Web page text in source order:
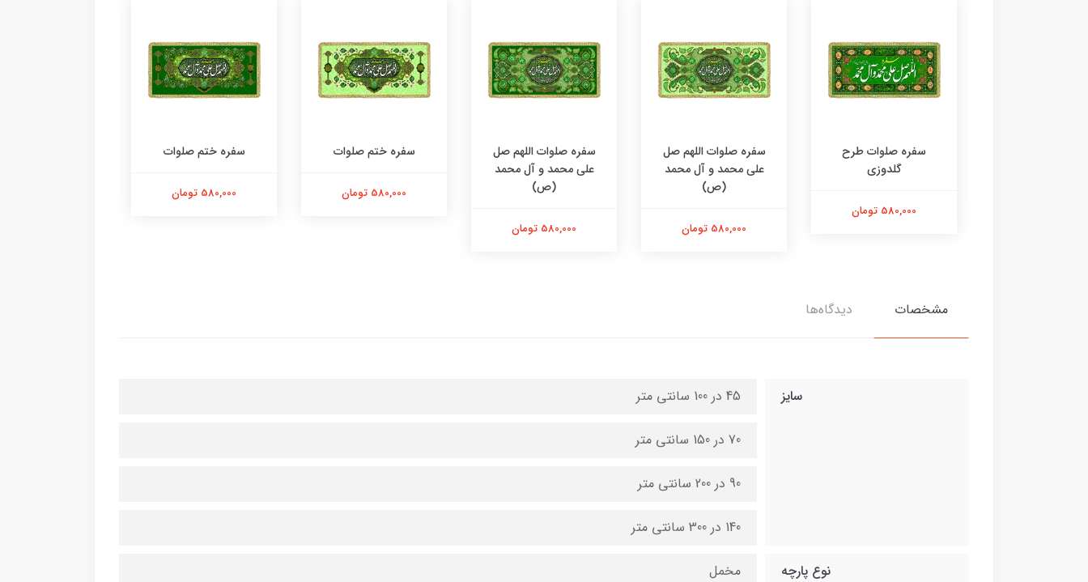
سفره صلوات طرح
گلدوزی
580,000 تومان
سفره صلوات اللهم صل
علی محمد و آل محمد
(ص)
580,000 تومان
سفره صلوات اللهم صل
علی محمد و آل محمد
(ص)
580,000 تومان
سفره ختم صلوات
580,000 تومان
سفره ختم صلوات
580,000 تومان
مشخصات دیدگاه‌ها
سایز 45 در 100 سانتی متر
70 در 150 سانتی متر
90 در 200 سانتی متر
140 در 300 سانتی متر
نوع پارچه مخمل